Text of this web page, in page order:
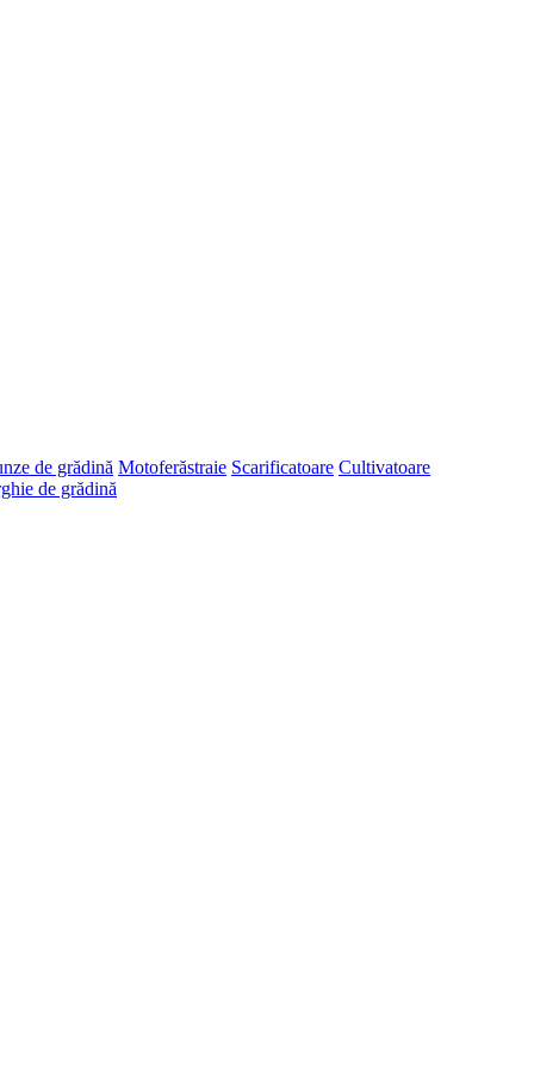
de grădină Motoferăstraie Scarificatoare Cultivatoare
de grădină